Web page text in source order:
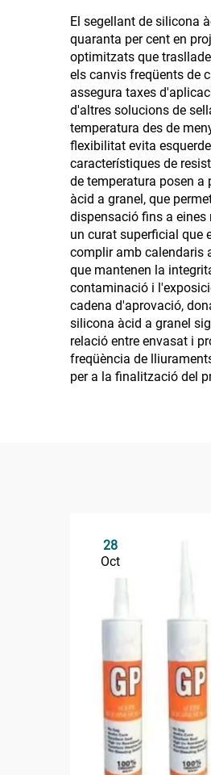
PREU BAIX,
PER A
El segellant de silicona
quaranta per cent en
optimitzats que
els canvis freqüents de
assegura taxes
d'altres solucions de
temperatura des de
flexibilitat evita
característiques de
de temperatura posen a
àcid a granel, que
dispensació fins a
un curat superficial que
complir amb calendaris
que mantenen la
contaminació i
cadena d'aprovació,
silicona àcid a granel
relació entre envasat i
freqüència de
per a la finalització del
28
Oct